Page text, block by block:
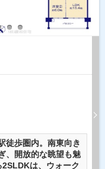
徒歩圏内。南東向き
、開放的な眺望も魅
は、ウォーク